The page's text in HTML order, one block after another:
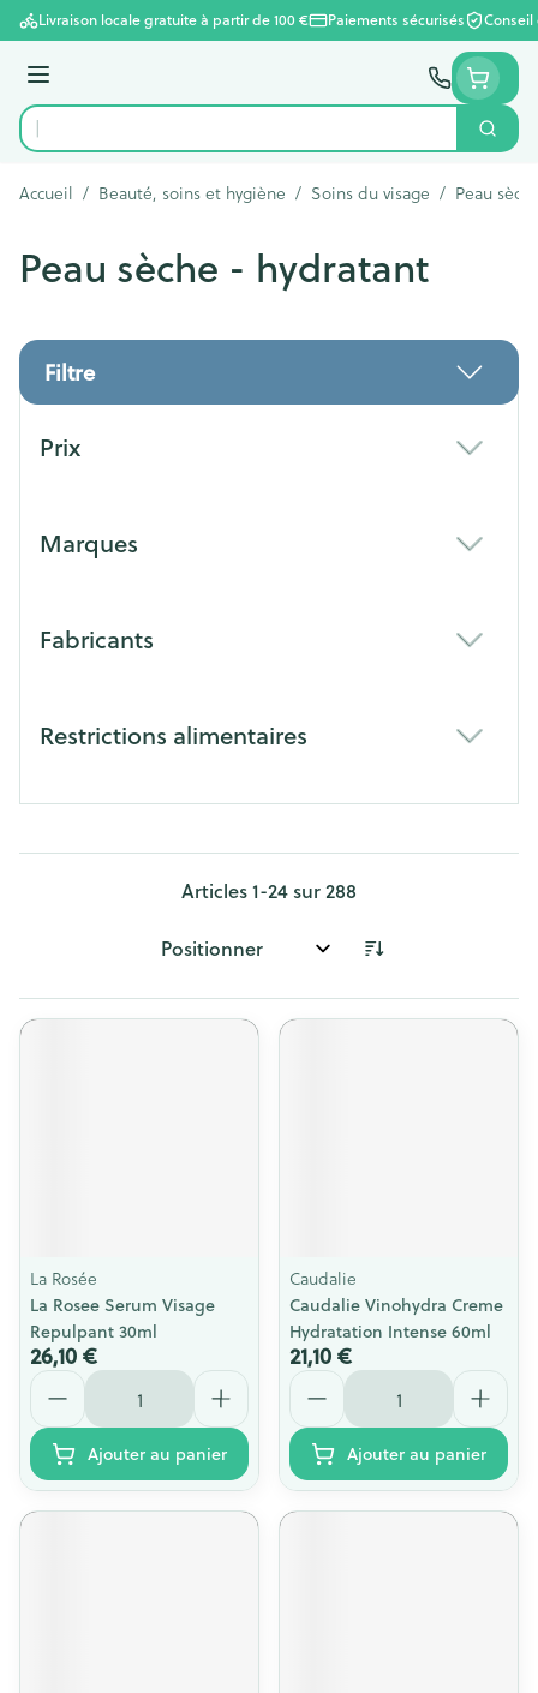
Aller au contenu
Livraison locale gratuite à partir de 100 € Paiements sécurisés
Menu
Rechercher
Accueil / Beauté, soins et hygiène / Soins du visage / Peau
Peau sèche - hydratant
Filtre
Prix
Marques
Fabricants
Restrictions alimentaires
Articles1-24sur288
Trier par:
La Rosée
La Rosee Serum Visage
Repulpant 30ml
26,10 €
Quantité
Ajouter au panier
Caudalie
Caudalie Vinohydra Creme
Hydratation Intense 60ml
21,10 €
Quantité
Ajouter au panier